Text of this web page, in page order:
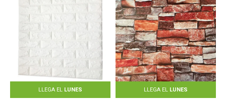
LLEGA EL LUNES LLEGA EL LUNES